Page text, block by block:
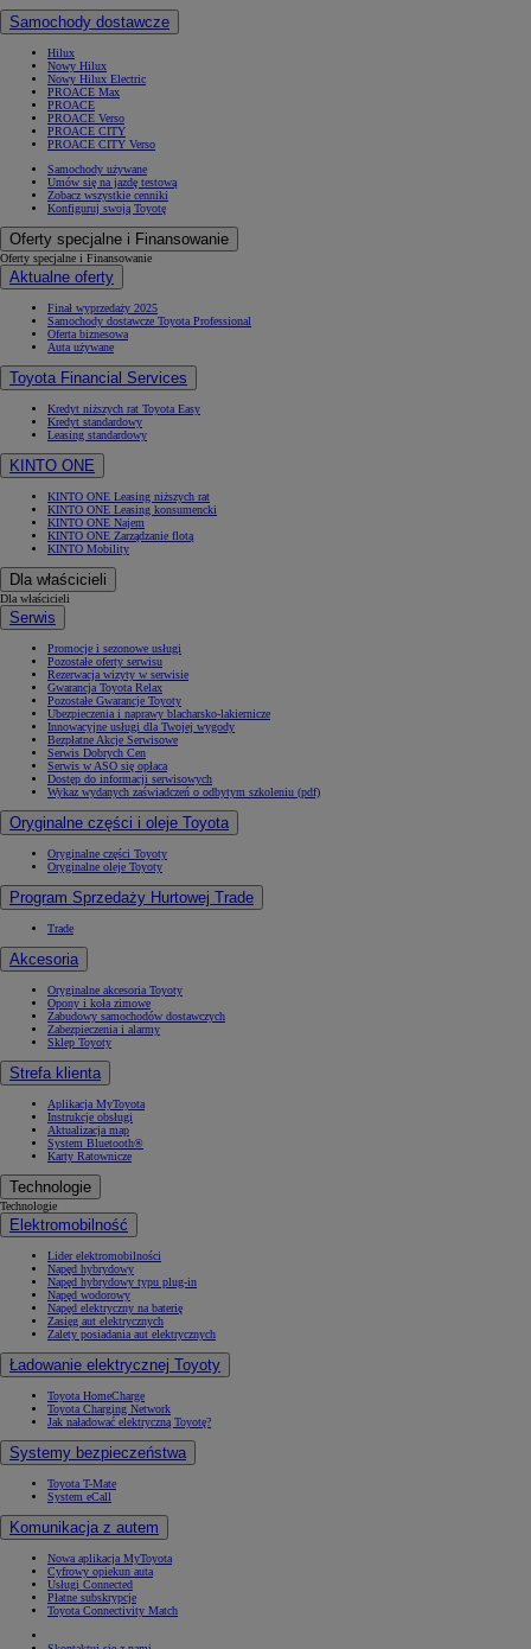
Samochody dostawcze
Hilux
Nowy Hilux
Nowy Hilux Electric
PROACE Max
PROACE
PROACE Verso
PROACE CITY
PROACE CITY Verso
Samochody używane
Umów się na jazdę testową
Zobacz wszystkie cenniki
Konfiguruj swoją Toyotę
Oferty specjalne i Finansowanie
Oferty specjalne i Finansowanie
Aktualne oferty
Finał wyprzedaży 2025
Samochody dostawcze Toyota Professional
Oferta biznesowa
Auta używane
Toyota Financial Services
Kredyt niższych rat Toyota Easy
Kredyt standardowy
Leasing standardowy
KINTO ONE
KINTO ONE Leasing niższych rat
KINTO ONE Leasing konsumencki
KINTO ONE Najem
KINTO ONE Zarządzanie flotą
KINTO Mobility
Dla właścicieli
Dla właścicieli
Serwis
Promocje i sezonowe usługi
Pozostałe oferty serwisu
Rezerwacja wizyty w serwisie
Gwarancja Toyota Relax
Pozostałe Gwarancje Toyoty
Ubezpieczenia i naprawy blacharsko-lakiernicze
Innowacyjne usługi dla Twojej wygody
Bezpłatne Akcje Serwisowe
Serwis Dobrych Cen
Serwis w ASO się opłaca
Dostęp do informacji serwisowych
Wykaz wydanych zaświadczeń o odbytym szkoleniu (pdf)
Oryginalne części i oleje Toyota
Oryginalne części Toyoty
Oryginalne oleje Toyoty
Program Sprzedaży Hurtowej Trade
Trade
Akcesoria
Oryginalne akcesoria Toyoty
Opony i koła zimowe
Zabudowy samochodów dostawczych
Zabezpieczenia i alarmy
Sklep Toyoty
Strefa klienta
Aplikacja MyToyota
Instrukcje obsługi
Aktualizacja map
System Bluetooth®
Karty Ratownicze
Technologie
Technologie
Elektromobilność
Lider elektromobilności
Napęd hybrydowy
Napęd hybrydowy typu plug-in
Napęd wodorowy
Napęd elektryczny na baterię
Zasięg aut elektrycznych
Zalety posiadania aut elektrycznych
Ładowanie elektrycznej Toyoty
Toyota HomeCharge
Toyota Charging Network
Jak naładować elektryczną Toyotę?
Systemy bezpieczeństwa
Toyota T-Mate
System eCall
Komunikacja z autem
Nowa aplikacja MyToyota
Cyfrowy opiekun auta
Usługi Connected
Płatne subskrypcje
Toyota Connectivity Match